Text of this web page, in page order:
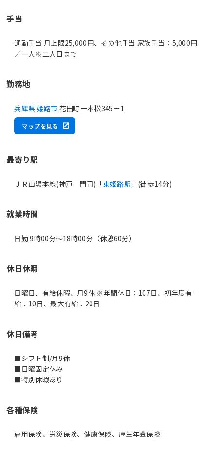
手当
通勤手当 月上限25,000円、その他手当 家族手当：5,000円
／一人※二人目まで
勤務地
兵庫県 姫路市 花田町一本松345－1
マップを見る
最寄り駅
ＪＲ山陽本線(神戸－門司)「東姫路駅 」(徒歩14分)
就業時間
日勤 9時00分〜18時00分（休憩60分）
休日休暇
日曜日、有給休暇、月9休 ※年間休日：107日、初年度有
給：10日、最大有給：20日
休日備考
■シフト制/月9休
■日曜固定休み
■特別休暇あり
各種保険
雇用保険、労災保険、健康保険、厚生年金保険